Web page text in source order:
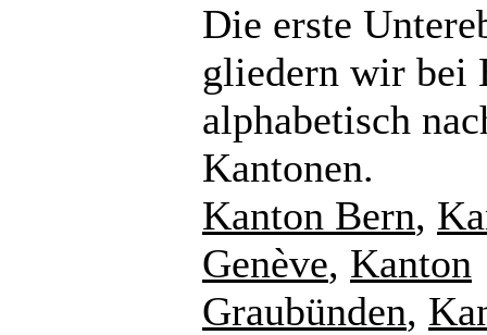
Die erste
gliedern wir bei
alphabetisch
Kantonen.
Kanton Bern,
Genève, Kanton
Graubünden,